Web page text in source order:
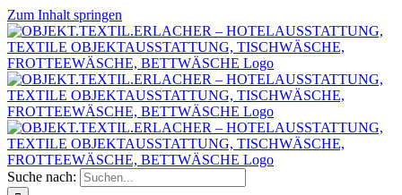
Zum Inhalt springen
Suche nach: